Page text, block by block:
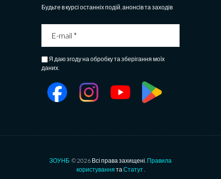
Будьте в курсі останніх подій, анонсів та заходів
Я даю згоду на обробку та зберігання моїх
даних.
ЗОУНБ © 2026 Всі права захищені. Правила
користування таСтатут.